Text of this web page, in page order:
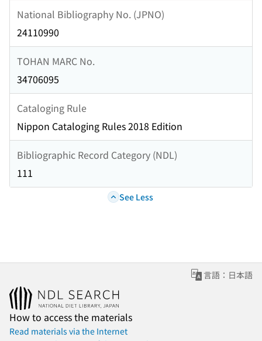
National Bibliography No. (JPNO)
24110990
TOHAN MARC No.
34706095
Cataloging Rule
Nippon Cataloging Rules 2018 Edition
Bibliographic Record Category (NDL)
111
See Less
言語：日本語
How to access the materials
Read materials via the Internet